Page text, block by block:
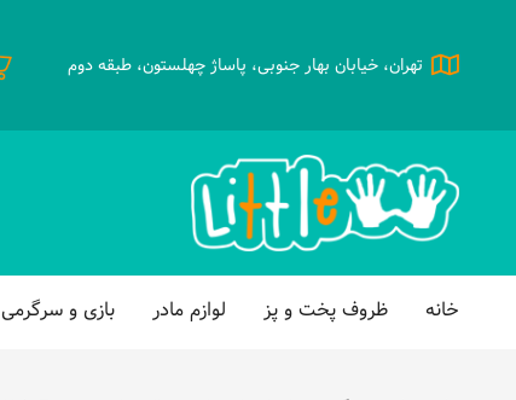
تهران، خیابان بهار جنوبی، پاساژ چهلستون، طبقه دوم
خانه ظروف پخت و پز لوازم مادر بازی و سرگرمی